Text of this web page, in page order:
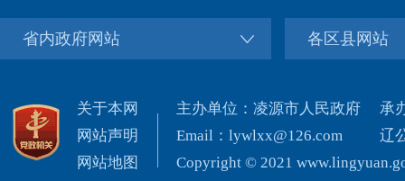
省内政府网站 各区县网站
关于本网
网站声明
网站地图
主办单位：凌源市人民政府
Email：lywlxx@126.com
Copyright © 2021
承
辽